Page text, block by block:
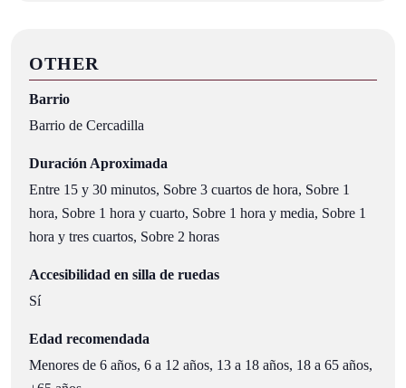
OTHER
Barrio
Barrio de Cercadilla
Duración Aproximada
Entre 15 y 30 minutos, Sobre 3 cuartos de hora, Sobre 1
hora, Sobre 1 hora y cuarto, Sobre 1 hora y media, Sobre 1
hora y tres cuartos, Sobre 2 horas
Accesibilidad en silla de ruedas
Sí
Edad recomendada
Menores de 6 años, 6 a 12 años, 13 a 18 años, 18 a 65 años,